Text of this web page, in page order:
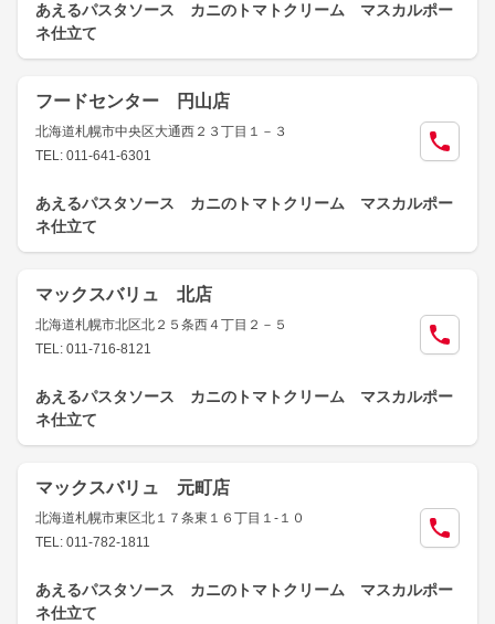
あえるパスタソース カニのトマトクリーム マスカルポー
ネ仕立て
フードセンター 円山店
北海道札幌市中央区大通西２３丁目１－３
TEL: 011-641-6301
あえるパスタソース カニのトマトクリーム マスカルポー
ネ仕立て
マックスバリュ 北店
北海道札幌市北区北２５条西４丁目２－５
TEL: 011-716-8121
あえるパスタソース カニのトマトクリーム マスカルポー
ネ仕立て
マックスバリュ 元町店
北海道札幌市東区北１７条東１６丁目１-１０
TEL: 011-782-1811
あえるパスタソース カニのトマトクリーム マスカルポー
ネ仕立て